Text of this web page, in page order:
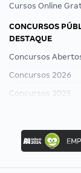
Cursos Online
CONCURSOS
DESTAQUE
Concursos
Concursos 2026
Concursos 2025
Concurso Ibama
Concurso MPU
Editais publicados